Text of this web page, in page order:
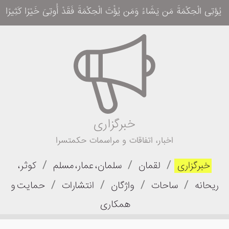
یُؤتِی الْحِکْمَةَ مَن یَشَاءُ وَمَن یُؤْتَ الْحِکْمَةَ فَقَدْ أُوتِیَ خَیْرًا کَثِیرًا وَمَا
خبرگزاری
اخبار، اتفاقات و مراسمات حکمتسرا
خبرگزاری / لقمان / سلمان، عمار، مسلم / کوثر،
ریحانه / ساحات / واژگان / انتشارات / حمایت و
همکاری